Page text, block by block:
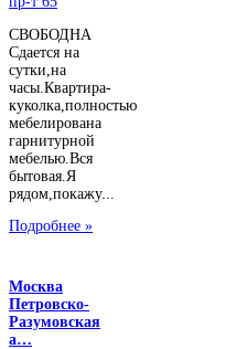
СВОБОДНА
Сдается на
сутки,на
часы.Квартира-
куколка,полностью
мебелирована
гарнитурной
мебелью.Вся
бытовая.Я
рядом,покажу...
Подробнее »
Москва
Петровско-
Разумовская
а…